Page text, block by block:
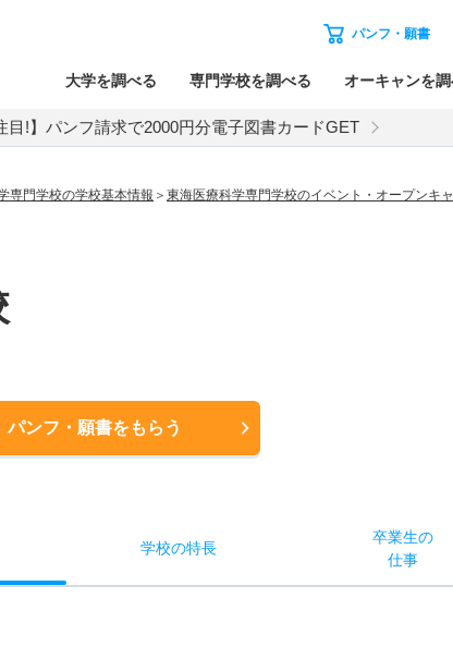
パンフ・願書
大学を調べる 専門学校を調べる オーキャンを
目!】パンフ請求で2000円分電子図書カードGET
専門学校の学校基本情報
東海医療科学専門学校のイベント・オープンキ
パンフ・願書をもらう
学校の特長
卒業生の
仕事